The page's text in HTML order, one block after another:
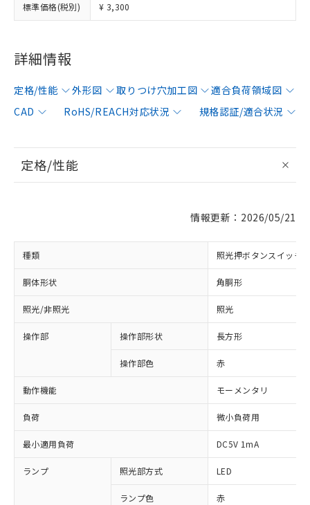
標準価格(税別) ¥ 3,300
詳細情報
定格/性能 外形図 取りつけ穴加工図
適合負荷領域図
CAD
RoHS/REACH対応状況 規格認証/適合状況
定格/性能
情報更新：2026/05/21
種類 照光押ボタンスイッチ
胴体形状 角胴形
照光/非照光 照光
操作部 操作部形状 長方形
操作部色 赤
動作機能 モーメンタリ
負荷 微小負荷用
最小適用負荷 DC5V 1mA
ランプ 照光部方式 LED
ランプ色 赤